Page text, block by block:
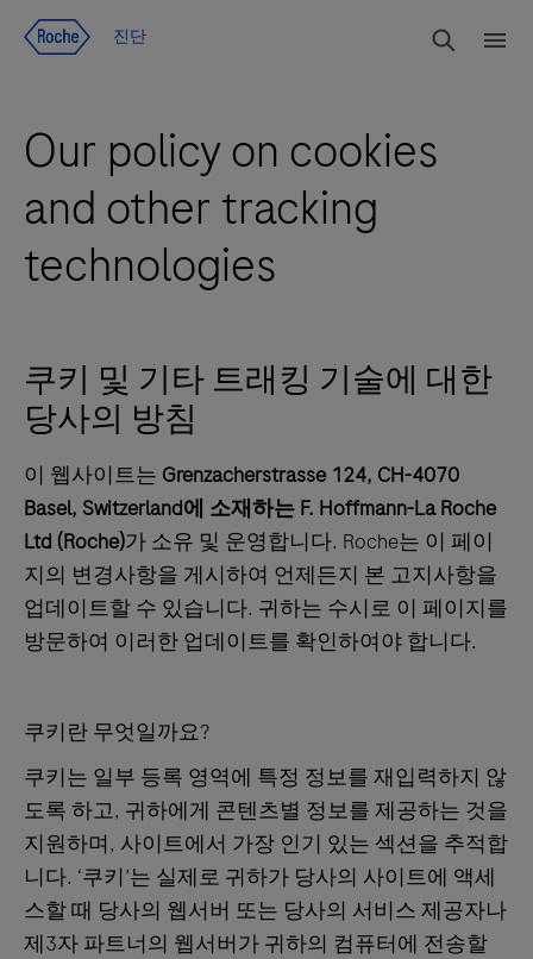
진단
Our policy on cookies
and other tracking
technologies
쿠키 및 기타 트래킹 기술에 대한
당사의 방침
이 웹사이트는 Grenzacherstrasse 124, CH-4070
Basel, Switzerland에 소재하는 F. Hoffmann-La Roche
Ltd (Roche)가 소유 및 운영합니다. Roche는 이 페이
지의 변경사항을 게시하여 언제든지 본 고지사항을
업데이트할 수 있습니다. 귀하는 수시로 이 페이지를
방문하여 이러한 업데이트를 확인하여야 합니다.
쿠키란 무엇일까요?
쿠키는 일부 등록 영역에 특정 정보를 재입력하지 않
도록 하고, 귀하에게 콘텐츠별 정보를 제공하는 것을
지원하며, 사이트에서 가장 인기 있는 섹션을 추적합
니다. ‘쿠키’는 실제로 귀하가 당사의 사이트에 액세
스할 때 당사의 웹서버 또는 당사의 서비스 제공자나
제3자 파트너의 웹서버가 귀하의 컴퓨터에 전송할